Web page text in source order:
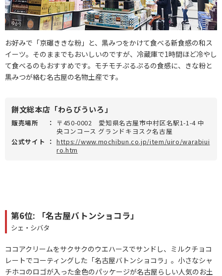
お好みで「京碾ききな粉」と、黒みつをかけて食べる新食感の和ス
イーツ。そのままでもおいしいのですが、冷蔵庫で1時間ほど冷やし
て食べるのもおすすめです。モチモチぷるぷるの食感に、きな粉と
黒みつが絡む名古屋の名物土産です。
餅文総本店「わらびういろ」
販売場所 ：
〒450-0002 愛知県名古屋市中村区名駅1-1-4 中
央コンコース グランドキヨスク名古屋
公式サイト
： https://www.mochibun.co.jp/item/uiro/warabiui
ro.htm
第6位: 「名古屋バトンショコラ」
シェ・シバタ
ココアクリームをサクサクのウエハースでサンドし、ミルクチョコ
レートでコーティングした「名古屋バトンショコラ」。小さなシャ
チホコのロゴが入った金色のパッケージが名古屋らしい人気のお土